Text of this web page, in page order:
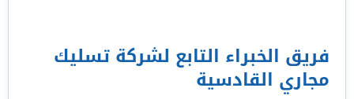
فريق الخبراء التابع لشركة تسليك
مجاري القادسية